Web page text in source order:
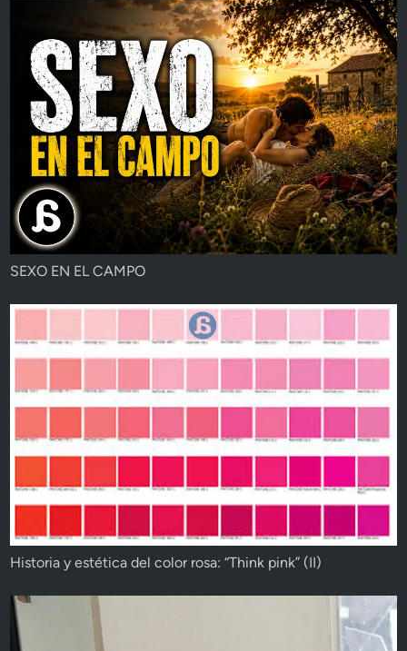
SEXO EN EL CAMPO
Historia y estética del color rosa: “Think pink” (II)